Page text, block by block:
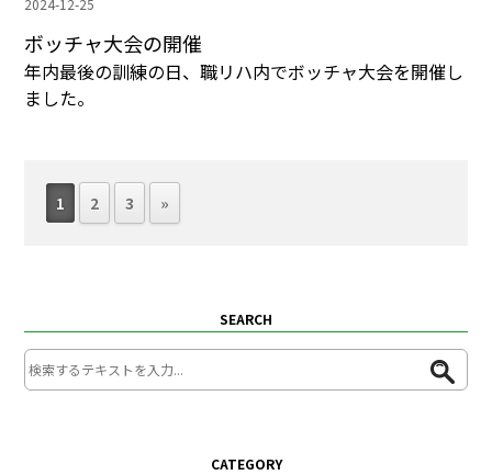
2024-12-25
ボッチャ大会の開催
年内最後の訓練の日、職リハ内でボッチャ大会を開催し
ました。
1 2 3 »
SEARCH
CATEGORY